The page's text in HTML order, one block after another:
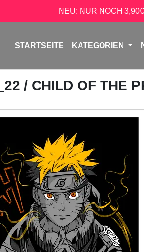
NEU: NUR NOCH
STARTSEITE KATEGORIEN
/ CHILD OF THE